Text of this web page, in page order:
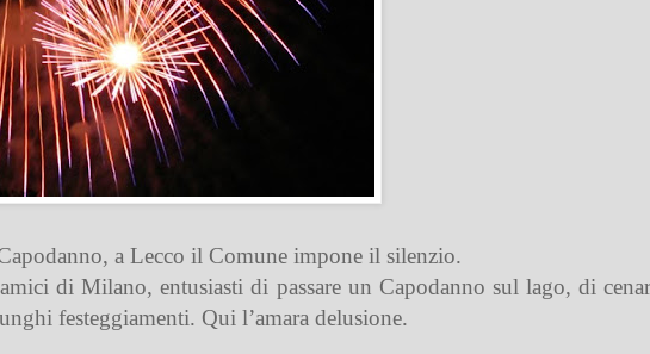
a Lecco il Comune impone il silenzio.
di Milano, entusiasti di passare un Capodanno sul lago, di
festeggiamenti. Qui l’amara delusione.